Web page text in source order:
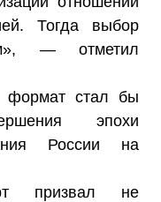
Тогда выбор
— отметил
формат стал бы
эпохи
России на
призвал не